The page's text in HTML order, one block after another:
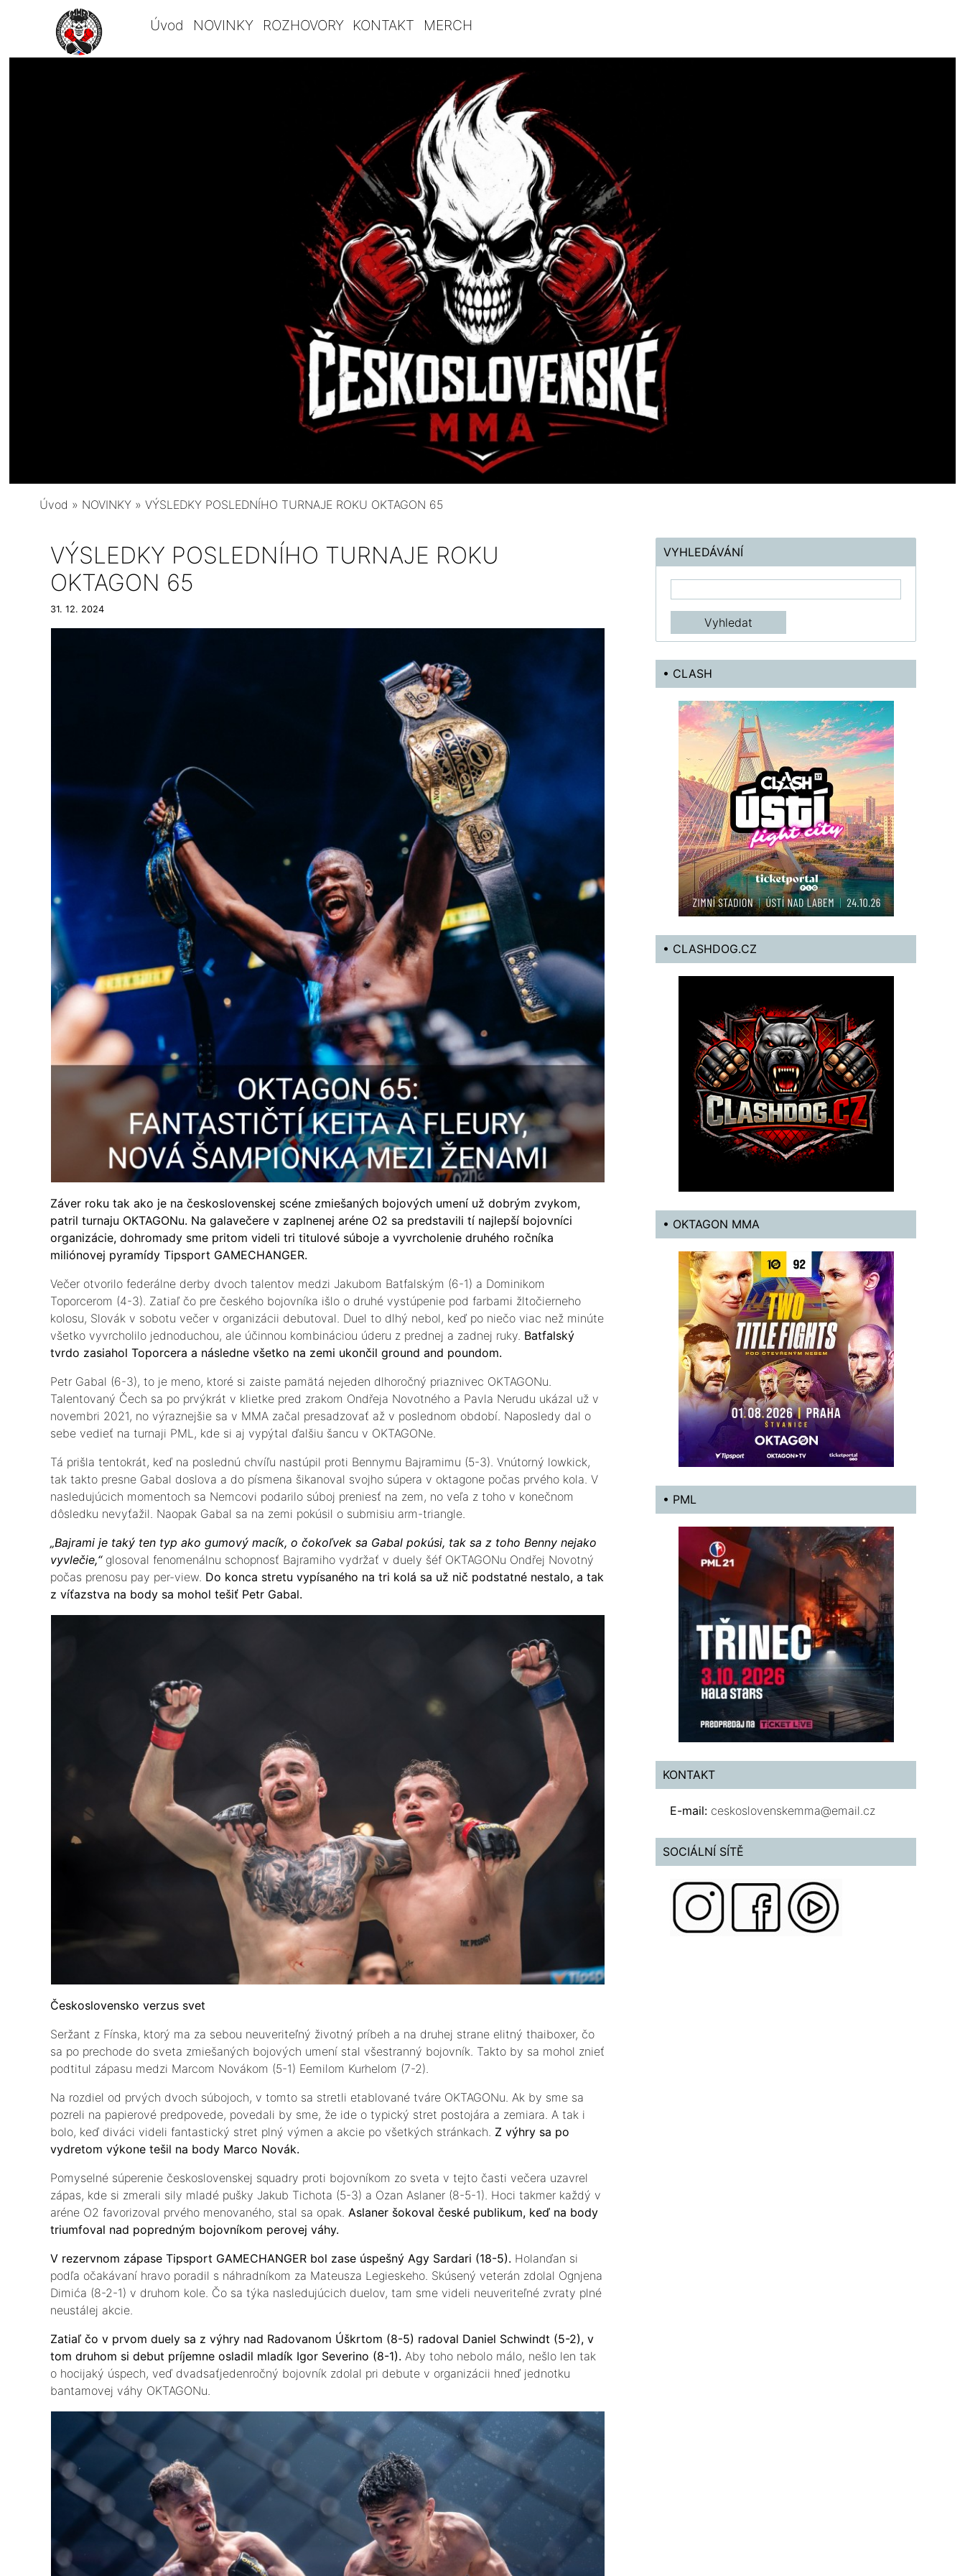
Úvod NOVINKY ROZHOVORY KONTAKT MERCH
Úvod » NOVINKY » VÝSLEDKY POSLEDNÍHO TURNAJE ROKU OKTAGON 65
VÝSLEDKY POSLEDNÍHO TURNAJE ROKU
OKTAGON 65
31. 12. 2024
Záver roku tak ako je na československej scéne zmiešaných bojových umení už dobrým zvykom,
patril turnaju OKTAGONu. Na galavečere v zaplnenej aréne O2 sa predstavili tí najlepší bojovníci
organizácie, dohromady sme pritom videli tri titulové súboje a vyvrcholenie druhého ročníka
miliónovej pyramídy Tipsport GAMECHANGER.
Večer otvorilo federálne derby dvoch talentov medzi Jakubom Batfalským (6-1) a Dominikom
Toporcerom (4-3). Zatiaľ čo pre českého bojovníka išlo o druhé vystúpenie pod farbami žltočierneho
kolosu, Slovák v sobotu večer v organizácii debutoval. Duel to dlhý nebol, keď po niečo viac než minúte
všetko vyvrcholilo jednoduchou, ale účinnou kombináciou úderu z prednej a zadnej ruky. Batfalský
tvrdo zasiahol Toporcera a následne všetko na zemi ukončil ground and poundom.
Petr Gabal (6-3), to je meno, ktoré si zaiste pamätá nejeden dlhoročný priaznivec OKTAGONu.
Talentovaný Čech sa po prvýkrát v klietke pred zrakom Ondřeja Novotného a Pavla Nerudu ukázal už v
novembri 2021, no výraznejšie sa v MMA začal presadzovať až v poslednom období. Naposledy dal o
sebe vedieť na turnaji PML, kde si aj vypýtal ďalšiu šancu v OKTAGONe.
Tá prišla tentokrát, keď na poslednú chvíľu nastúpil proti Bennymu Bajramimu (5-3). Vnútorný lowkick,
tak takto presne Gabal doslova a do písmena šikanoval svojho súpera v oktagone počas prvého kola. V
nasledujúcich momentoch sa Nemcovi podarilo súboj preniesť na zem, no veľa z toho v konečnom
dôsledku nevyťažil. Naopak Gabal sa na zemi pokúsil o submisiu arm-triangle.
„Bajrami je taký ten typ ako gumový macík, o čokoľvek sa Gabal pokúsi, tak sa z toho Benny nejako
vyvlečie,“glosoval fenomenálnu schopnosť Bajramiho vydržať v duely šéf OKTAGONu Ondřej Novotný
počas prenosu pay per-view. Do konca stretu vypísaného na tri kolá sa už nič podstatné nestalo, a tak
z víťazstva na body sa mohol tešiť Petr Gabal.
Československo verzus svet
Seržant z Fínska, ktorý ma za sebou neuveriteľný životný príbeh a na druhej strane elitný thaiboxer, čo
sa po prechode do sveta zmiešaných bojových umení stal všestranný bojovník. Takto by sa mohol znieť
podtitul zápasu medzi Marcom Novákom (5-1) Eemilom Kurhelom (7-2).
Na rozdiel od prvých dvoch súbojoch, v tomto sa stretli etablované tváre OKTAGONu. Ak by sme sa
pozreli na papierové predpovede, povedali by sme, že ide o typický stret postojára a zemiara. A tak i
bolo, keď diváci videli fantastický stret plný výmen a akcie po všetkých stránkach. Z výhry sa po
vydretom výkone tešil na body Marco Novák.
Pomyselné súperenie československej squadry proti bojovníkom zo sveta v tejto časti večera uzavrel
zápas, kde si zmerali sily mladé pušky Jakub Tichota (5-3) a Ozan Aslaner (8-5-1). Hoci takmer každý v
aréne O2 favorizoval prvého menovaného, stal sa opak. Aslaner šokoval české publikum, keď na body
triumfoval nad popredným bojovníkom perovej váhy.
V rezervnom zápase Tipsport GAMECHANGER bol zase úspešný Agy Sardari (18-5). Holanďan si
podľa očakávaní hravo poradil s náhradníkom za Mateusza Legieskeho. Skúsený veterán zdolal Ognjena
Dimića (8-2-1) v druhom kole. Čo sa týka nasledujúcich duelov, tam sme videli neuveriteľné zvraty plné
neustálej akcie.
Zatiaľ čo v prvom duely sa z výhry nad Radovanom Úškrtom (8-5) radoval Daniel Schwindt (5-2), v
tom druhom si debut príjemne osladil mladík Igor Severino (8-1). Aby toho nebolo málo, nešlo len tak
o hocijaký úspech, veď dvadsaťjedenročný bojovník zdolal pri debute v organizácii hneď jednotku
bantamovej váhy OKTAGONu.
VYHLEDÁVÁNÍ
• CLASH
• CLASHDOG.CZ
• OKTAGON MMA
• PML
KONTAKT
E-mail: ceskoslovenskemma@email.cz
SOCIÁLNÍ SÍTĚ